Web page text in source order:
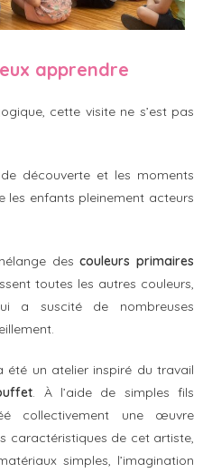
apprendre
cette visite ne s’est pas
découverte et les moments
les enfants pleinement acteurs
descouleurs primaires
toutes les autres couleurs,
a suscité de nombreuses
été un atelier inspiré du travail
. À l’aide de simples fils
collectivement une œuvre
caractéristiques de cet artiste,
simples, l’imagination